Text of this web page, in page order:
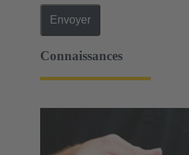
Envoyer
Connaissances